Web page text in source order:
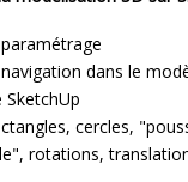
dans le
cercles,
rotations,